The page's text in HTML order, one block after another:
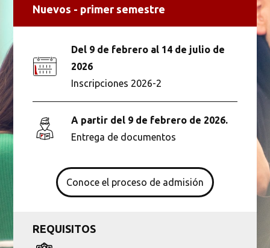
Nuevos - primer semestre
Del 9 de febrero al 14 de julio de
2026
Inscripciones 2026-2
A partir del 9 de febrero de 2026.
Entrega de documentos
Conoce el proceso de admisión
REQUISITOS